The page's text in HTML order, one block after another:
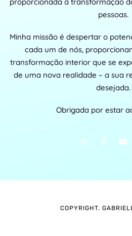
proporcionada a transformação
pessoas.
Minha missão é despertar o
cada um de nós,
transformação interior que se
de uma nova realidade – a sua
desejada.
Obrigada por estar
COPYRIGHT.